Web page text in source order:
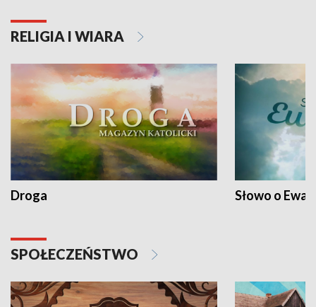
RELIGIA I WIARA
Droga Słowo o
SPOŁECZEŃSTWO